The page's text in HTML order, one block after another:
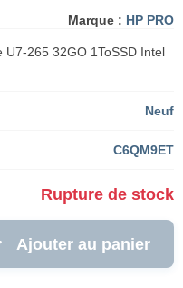
Marque : HP PRO
U7-265 32GO 1ToSSD Intel
Neuf
C6QM9ET
Rupture de stock
Ajouter au panier